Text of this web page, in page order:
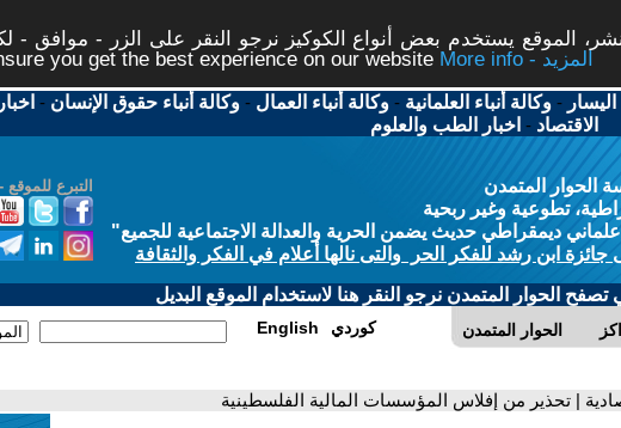
الموقع يستخدم بعض أنواع الكوكيز نرجو النقر على الزر - موافق -
you get the best experience on our website
More info - المزيد
-وكالة أنباء العلمانية -وكالة أنباء العمال -وكالة أنباء حقوق الإنسان -
الاقتصاد - اخبار الطب والعلوم
التبرع للموقع
الحوار المتمدن
تطوعية وغير ربحية
ديمقراطي حديث يضمن الحرية والعدالة الاجتماعية للجميع"
ابن رشد للفكر الحر والتى نالها أعلام في الفكر والثقافة
الحوار المتمدن نرجو النقر هنا لاستخدام الموقع البديل
الحوار المتمدن English كوردي
| تحذير من إفلاس المؤسسات المالية الفلسطينية